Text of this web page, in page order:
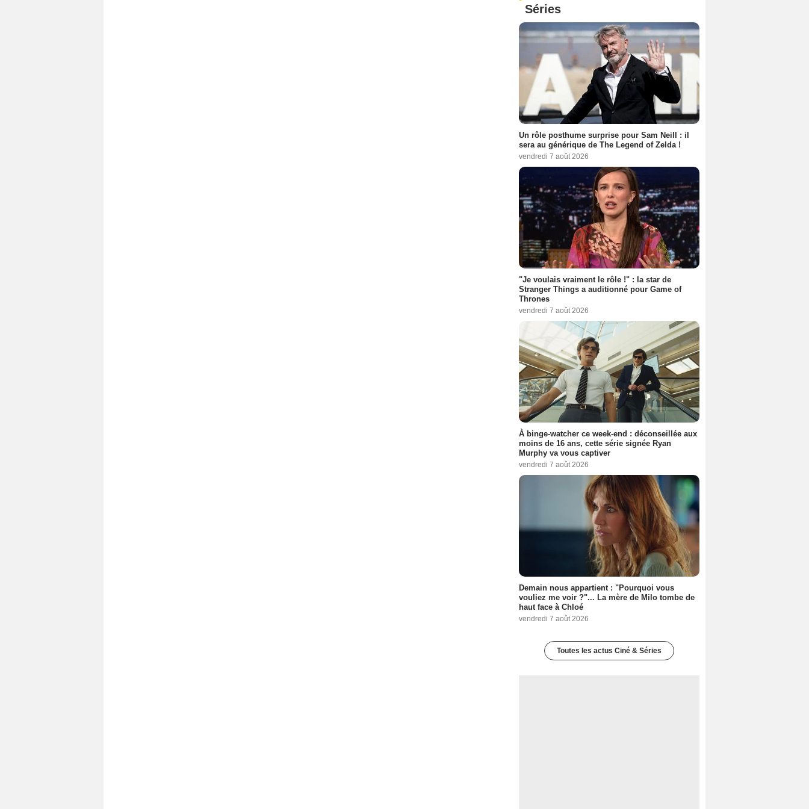
Séries
Un rôle posthume surprise pour Sam Neill : il
sera au générique de The Legend of Zelda !
vendredi 7 août 2026
"Je voulais vraiment le rôle !" : la star de
Stranger Things a auditionné pour Game of
Thrones
vendredi 7 août 2026
À binge-watcher ce week-end : déconseillée aux
moins de 16 ans, cette série signée Ryan
Murphy va vous captiver
vendredi 7 août 2026
Demain nous appartient : "Pourquoi vous
vouliez me voir ?"... La mère de Milo tombe de
haut face à Chloé
vendredi 7 août 2026
Toutes les actus Ciné & Séries